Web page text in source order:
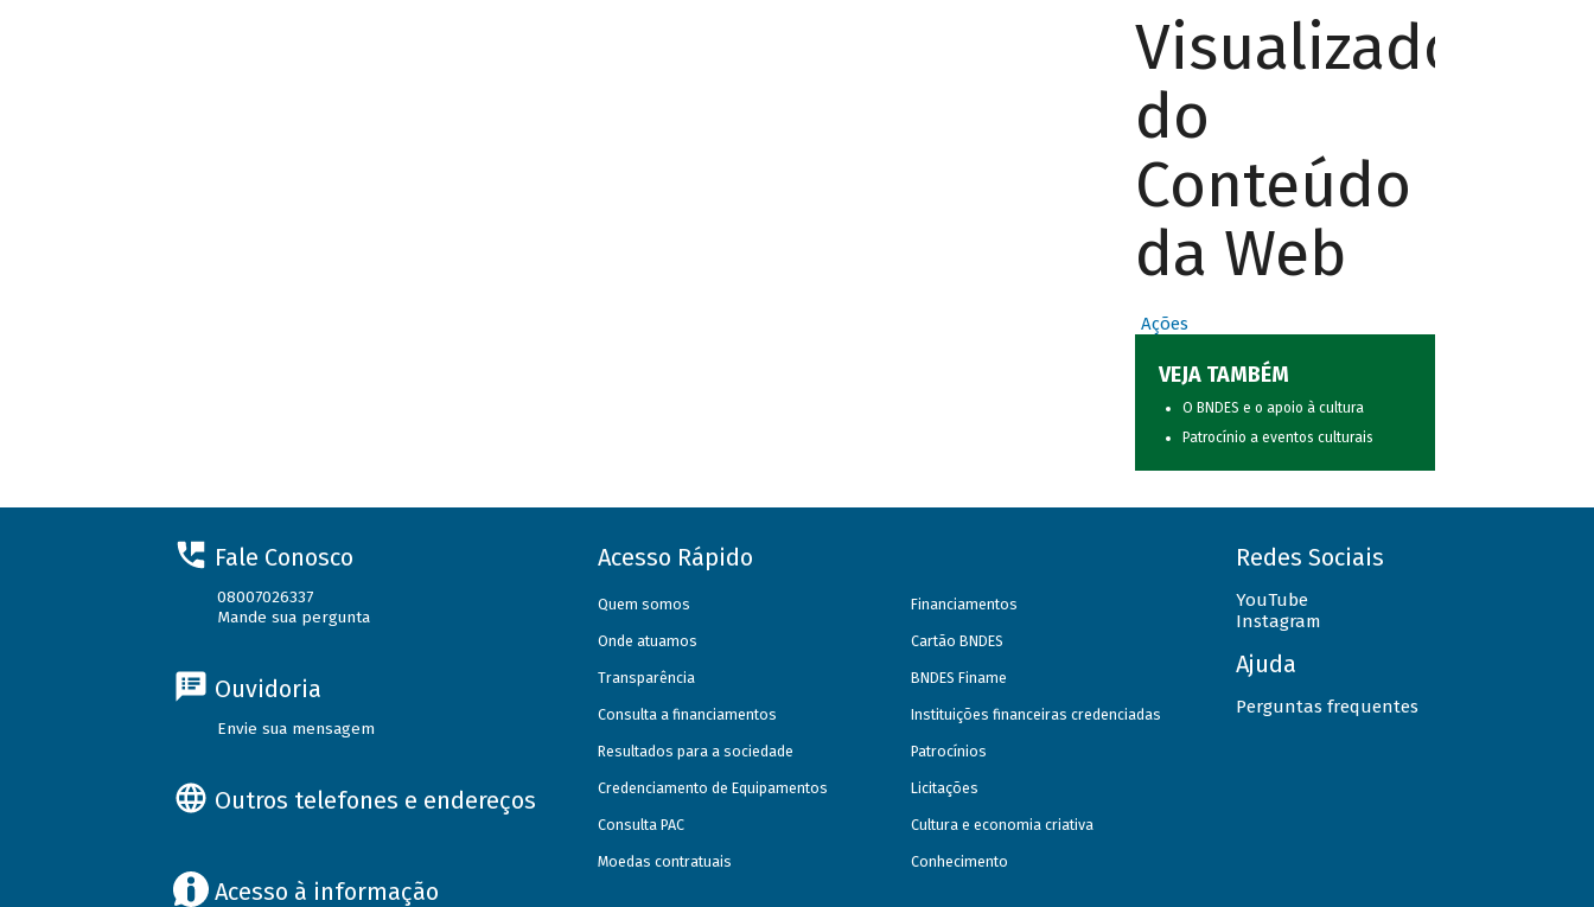
Visualizador
do
Conteúdo
da Web
Ações
VEJA TAMBÉM
O BNDES e o apoio à cultura
Patrocínio a eventos culturais
Fale Conosco
08007026337
Mande sua pergunta
Ouvidoria
Envie sua mensagem
Outros telefones e endereços
Acesso à informação
Acesso Rápido
Quem somos
Onde atuamos
Transparência
Consulta a financiamentos
Resultados para a sociedade
Credenciamento de Equipamentos
Consulta PAC
Moedas contratuais
Financiamentos
Cartão BNDES
BNDES Finame
Instituições financeiras credenciadas
Patrocínios
Licitações
Cultura e economia criativa
Conhecimento
Redes Sociais
YouTube
Instagram
Ajuda
Perguntas frequentes